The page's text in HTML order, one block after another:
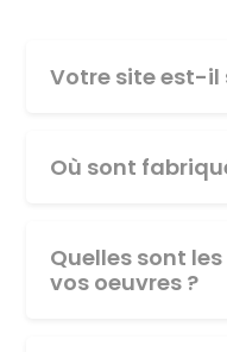
Votre site est-il
Où sont
Quelles sont
vos oeuvres ?